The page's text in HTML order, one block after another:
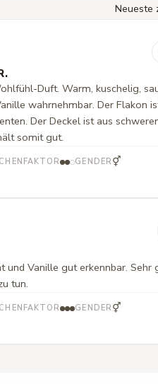
Duft. Warm, kuschelig,
wahrnehmbar. Der Flakon
Der Deckel ist aus
somit gut.
GENDER ⚥
und Vanille gut erkennbar. Sehr
tun.
GENDER ⚥